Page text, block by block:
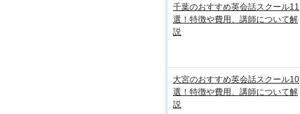
千葉のおすすめ英会話スクール11
選！特徴や費用、講師について解
説
大宮のおすすめ英会話スクール10
選！特徴や費用、講師について解
説